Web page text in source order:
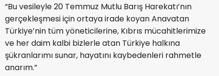
“Bu vesileyle 20 Temmuz Mutlu Barış Harekatı’nın
gerçekleşmesi için ortaya irade koyan Anavatan
Türkiye’nin tüm yöneticilerine, Kıbrıs mücahitlerimize
ve her daim kalbi bizlerle atan Türkiye halkına
şükranlarımı sunar, hayatını kaybedenleri rahmetle
anarım.”